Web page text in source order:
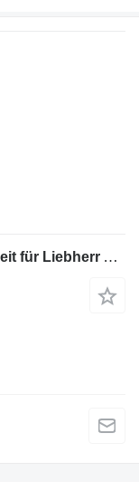
Liebherr ESX-LT 9627953 Steuereinheit für Liebherr A934 / A944 - A 934 / A 944